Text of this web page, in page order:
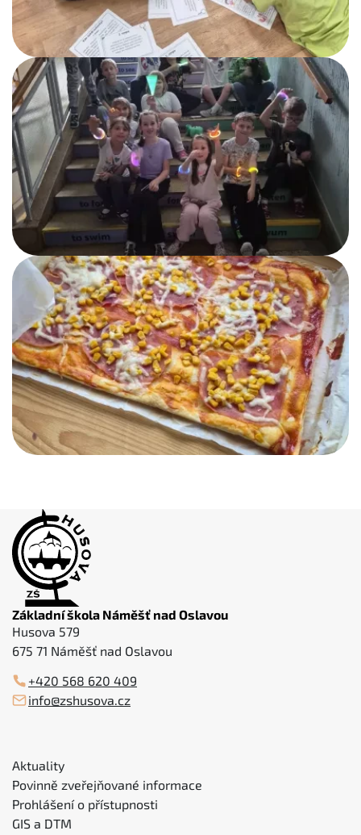
Základní škola Náměšť nad Oslavou
Husova 579
675 71 Náměšť nad Oslavou
+420 568 620 409
info@zshusova.cz
Aktuality
Povinně zveřejňované informace
Prohlášení o přístupnosti
GIS a DTM